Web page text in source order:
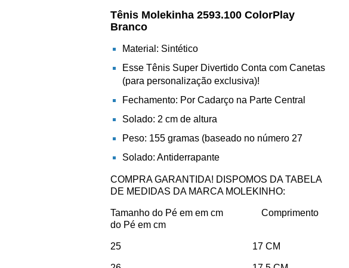
Tênis Molekinha 2593.100 ColorPlay
Branco
Material: Sintético
Esse Tênis Super Divertido Conta com Canetas
(para personalização exclusiva)!
Fechamento: Por Cadarço na Parte Central
Solado: 2 cm de altura
Peso: 155 gramas (baseado no número 27
Solado: Antiderrapante
COMPRA GARANTIDA! DISPOMOS DA TABELA
DE MEDIDAS DA MARCA MOLEKINHO:
Tamanho do Pé em em cm Comprimento
do Pé em cm
25 17 CM